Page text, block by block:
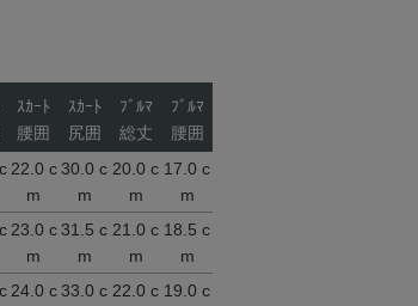
ｽｶｰﾄ
腰囲
ｽｶｰﾄ
尻囲
ﾌﾞﾙﾏ
総丈
ﾌﾞﾙﾏ
腰囲
22.0 c
m
30.0 c
m
20.0 c
m
17.0 c
m
23.0 c
m
31.5 c
m
21.0 c
m
18.5 c
m
24.0 c 33.0 c 22.0 c 19.0 c